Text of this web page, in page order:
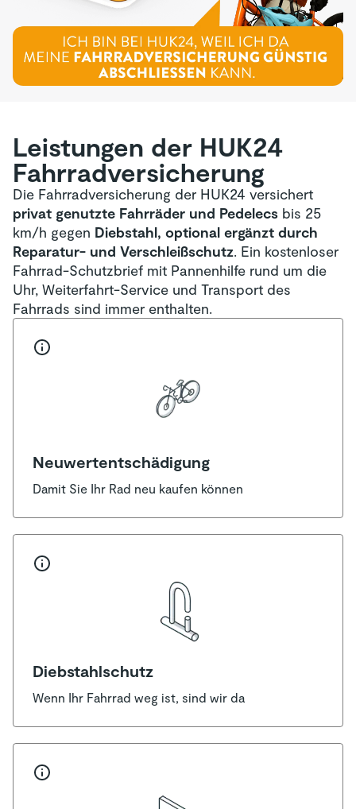
Leistungen der HUK24
Fahrrad­versicherung
Die Fahrradversicherung der HUK24 versichert
privat genutzte Fahrräder und Pedelecs bis 25
km/h gegen Diebstahl, optional ergänzt durch
Reparatur- und Verschleißschutz. Ein kostenloser
Fahrrad-Schutzbrief mit Pannenhilfe rund um die
Uhr, Weiterfahrt-Service und Transport des
Fahrrads sind immer enthalten.
Neuwertentschädigung
Damit Sie Ihr Rad neu kaufen können
Diebstahlschutz
Wenn Ihr Fahrrad weg ist, sind wir da